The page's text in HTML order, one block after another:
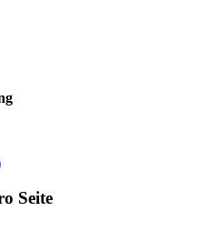
Seite